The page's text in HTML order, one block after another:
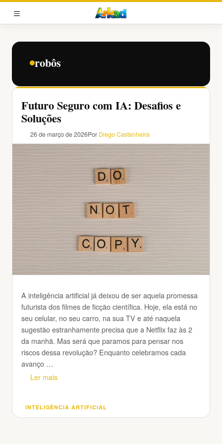
Pular
para
conteúdo
MENU
robôs
Futuro Seguro com IA: Desafios e
Soluções
26 de março de 2026Por Diego Castanheira
A inteligência artificial já deixou de ser aquela promessa
futurista dos filmes de ficção científica. Hoje, ela está no
seu celular, no seu carro, na sua TV e até naquela
sugestão estranhamente precisa que a Netflix faz às 2
da manhã. Mas será que paramos para pensar nos
riscos dessa revolução? Enquanto celebramos cada
avanço …
Ler mais
Categorias
INTELIGÊNCIA ARTIFICIAL